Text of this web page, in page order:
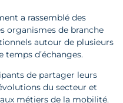
a rassemblé des
organismes de branche
autour de plusieurs
d’échanges.
de partager leurs
du secteur et
métiers de la mobilité.